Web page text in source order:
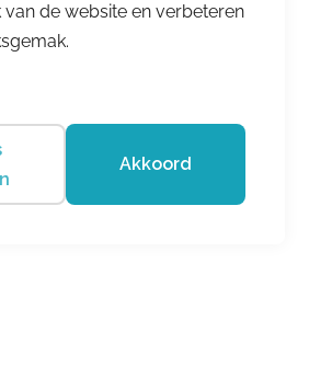
de website en verbeteren
Akkoord